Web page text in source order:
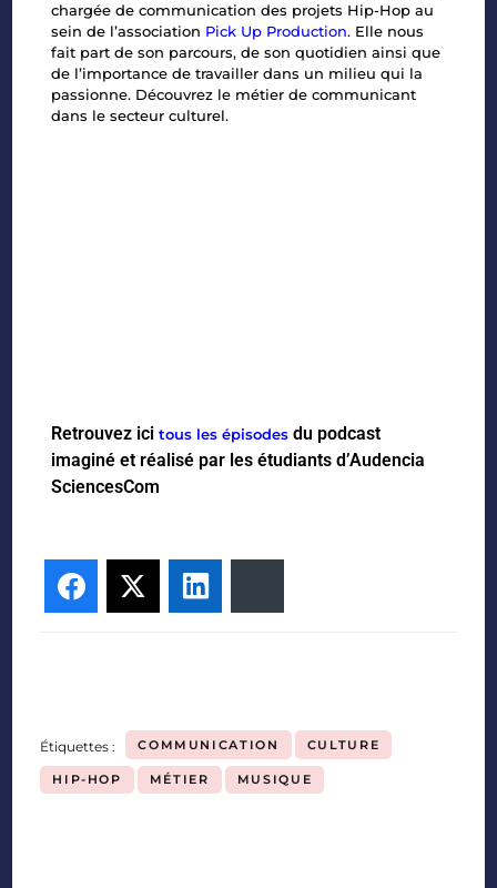
chargée de communication des projets Hip-Hop au
sein de l’association Pick Up Production. Elle nous
fait part de son parcours, de son quotidien ainsi que
de l’importance de travailler dans un milieu qui la
passionne. Découvrez le métier de communicant
dans le secteur culturel.
Retrouvez icitous les épisodes du podcast
imaginé et réalisé par les étudiants d’Audencia
SciencesCom
Facebook
Twitter
Étiquettes : COMMUNICATION CULTURE
HIP-HOP MÉTIER MUSIQUE